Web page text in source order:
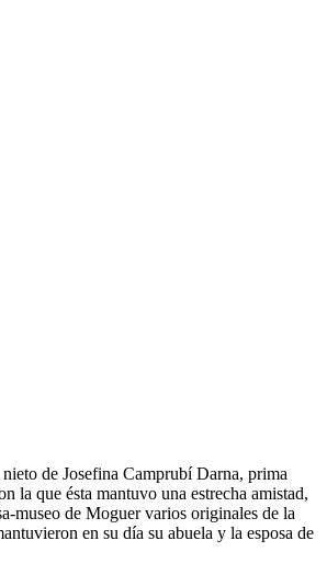
de Josefina Camprubí Darna, prima
la que ésta mantuvo una estrecha amistad,
museo de Moguer varios originales de la
en su día su abuela y la esposa de